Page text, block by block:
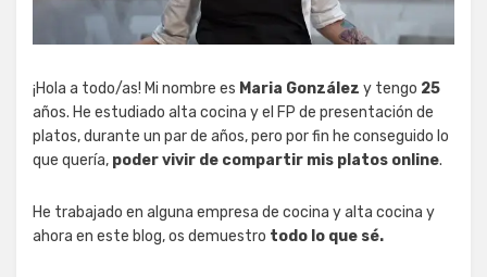
¡Hola a todo/as! Mi nombre es Maria González y tengo 25
años. He estudiado alta cocina y el FP de presentación de
platos, durante un par de años, pero por fin he conseguido lo
que quería, poder vivir de compartir mis platos online.
He trabajado en alguna empresa de cocina y alta cocina y
ahora en este blog, os demuestro todo lo que sé.